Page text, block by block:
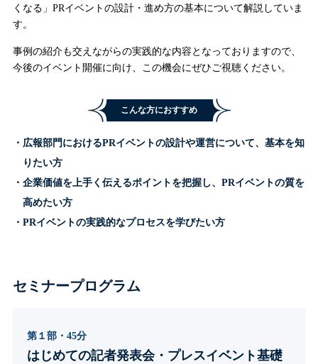
くなる」PRイベントの設計・進め方の基本について解説していま
す。
事例の紹介も交えながらの実践的な内容となっておりますので、
今後のイベント開催に向け、この機会にぜひご視聴ください。
こんな方におすすめ
・広報部門におけるPRイベントの設計や運営について、基本を知
りたい方
・企業価値を上手く伝えるポイントを把握し、PRイベントの質を
高めたい方
・PRイベントの実践的なプロセスを学びたい方
セミナープログラム
第１部・45分
はじめての記者発表会・プレスイベント基礎